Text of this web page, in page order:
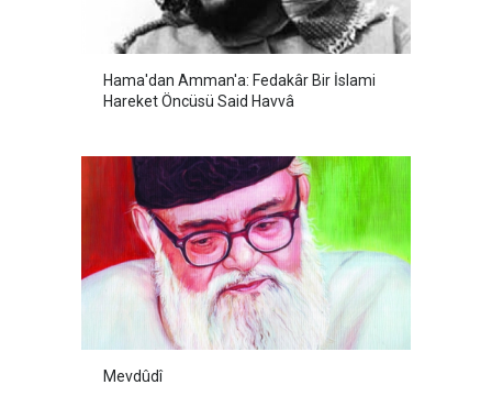
Hama'dan Amman'a: Fedakâr Bir İslami
Hareket Öncüsü Said Havvâ
Mevdûdî